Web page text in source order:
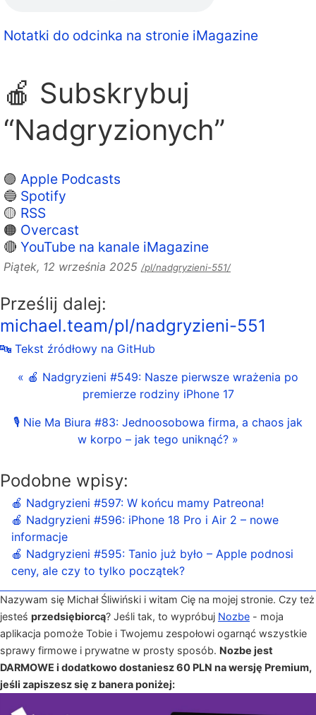
Notatki do odcinka na stronie iMagazine
🍎 Subskrybuj
“Nadgryzionych”
🟣 Apple Podcasts
🔵 Spotify
🟡 RSS
🟠 Overcast
🔴 YouTube na kanale iMagazine
Piątek, 12 września 2025 /pl/nadgryzieni-551/
Prześlij dalej:
michael.team/pl/nadgryzieni-551
🔤 Tekst źródłowy na GitHub
« 🍎 Nadgryzieni #549: Nasze pierwsze wrażenia po
premierze rodziny iPhone 17
🎙 Nie Ma Biura #83: Jednoosobowa firma, a chaos jak
w korpo – jak tego uniknąć? »
Podobne wpisy:
🍎 Nadgryzieni #597: W końcu mamy Patreona!
🍎 Nadgryzieni #596: iPhone 18 Pro i Air 2 – nowe
informacje
🍎 Nadgryzieni #595: Tanio już było – Apple podnosi
ceny, ale czy to tylko początek?
Nazywam się Michał Śliwiński i witam Cię na mojej stronie. Czy też
jesteś przedsiębiorcą? Jeśli tak, to wypróbuj Nozbe - moja
aplikacja pomoże Tobie i Twojemu zespołowi ogarnąć wszystkie
sprawy firmowe i prywatne w prosty sposób. Nozbe jest
DARMOWE i dodatkowo dostaniesz 60 PLN na wersję Premium,
jeśli zapiszesz się z banera poniżej: